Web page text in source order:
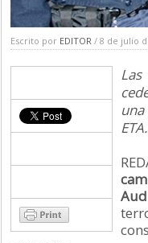
Escrito por EDITOR / 8 de julio
ETA.